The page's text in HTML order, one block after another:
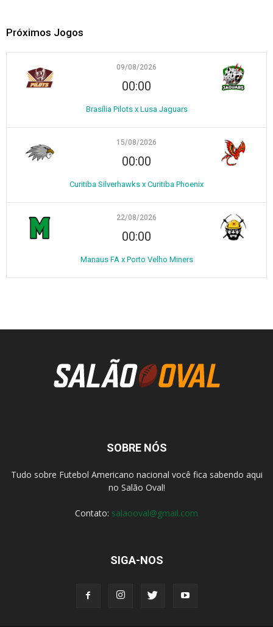
Próximos Jogos
09/08/2026
00:00
Brasília Pilots x Lusa Jaguars
15/08/2026
00:00
Curitiba Silverhawks x Curitiba Phoenix
22/08/2026
00:00
Manaus FA x Porto Velho Miners
SOBRE NÓS
Tudo sobre Futebol Americano nacional você fica sabendo aqui
no Salão Oval!
Contato: salaooval@gmail.com
SIGA-NOS